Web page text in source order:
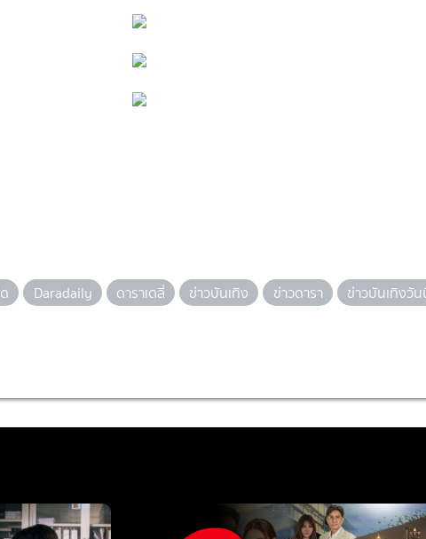
Daradaily ดาราเดลี่ ข่าวบันเทิง ข่าวดารา
ข่าวบันเทิงวั